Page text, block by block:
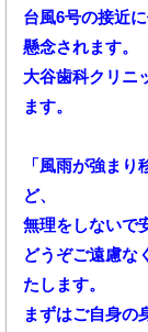
台風6号の接近
懸念されます。
大谷歯科クリニ
ます。
「風雨が強ま
ど、
無理をしないで
どうぞご遠慮な
たします。
まずはご自身の